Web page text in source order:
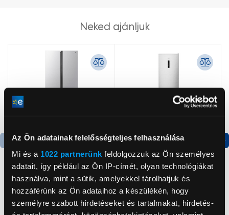
Az Ön adatainak felelősségteljes felhasználása
Mi és a 1022 partnerünk feldolgozzuk az Ön személyes
adatait, így például az Ön IP-címét, olyan technológiákat
használva, mint a sütik, amelyekkel tárolhatjuk és
hozzáférünk az Ön adataihoz a készülékén, hogy
személyre szabott hirdetéseket és tartalmakat, hirdetés-
Neked ajánljuk
Termék adatlap
Gorenje NRS8182KX Side
by side hűtőszekrény
Termék adatlap
Gorenje N619EAXL4
Alulfagyasztós
kombinált hűtőszekrény